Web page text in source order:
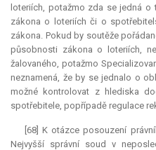
loteriích, potažmo zda se jedná
zákona o loteriích či o
zákona. Pokud by soutěže
působnosti zákona o loteriích,
žalovaného, potažmo
neznamená, že by se jednalo o
možné kontrolovat z hlediska
spotřebitele, popřípadě regulace
[68] K otázce posouzení
Nejvyšší správní soud v